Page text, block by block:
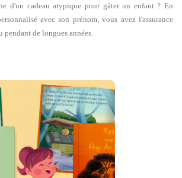
d'un cadeau atypique pour gâter un enfant ? En
avec son prénom, vous avez l'assurance
pendant de longues années.